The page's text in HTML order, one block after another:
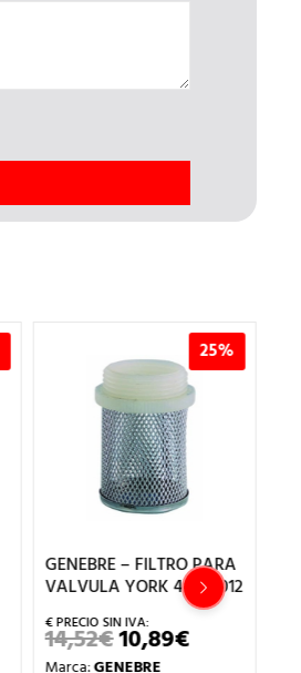
25%
GENEBRE – FILTRO PARA
VALVULA YORK 4″ 316012
14,52€EL
PRECIO
10,89€EL
PRECIO
Marca:GENEBRE